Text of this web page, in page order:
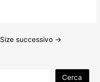
Size successivo →
Cerca